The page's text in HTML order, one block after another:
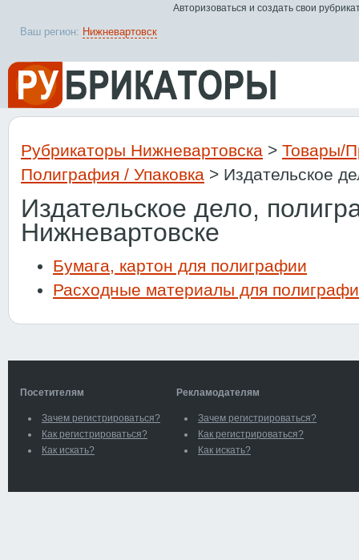
Рубрикаторы Нижневартовска > Товары/
Полиграфия / Упаковка > Издательское
Издательское дело,
Нижневартовске
Бумага, картон для полиграфии
Расходные материалы для
Посетителям
Зачем регистрироваться?
Как регистрироваться?
Как искать?
Рекламодателям
Зачем регистрироваться?
Как регистрироваться?
Как искать?
Ваш регион: Нижневартовск
Авторизоваться и создать свои